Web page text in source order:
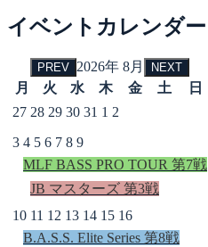
イベントカレンダー
PREV 2026年 8月 NEXT
月 火 水 木 金 土
日
27 28 29 30 31 1 2
3 4 5 6 7 8 9
MLF BASS PRO TOUR 第7戦
JB マスターズ 第3戦
10 11 12 13 14 15 16
B.A.S.S. Elite Series 第8戦